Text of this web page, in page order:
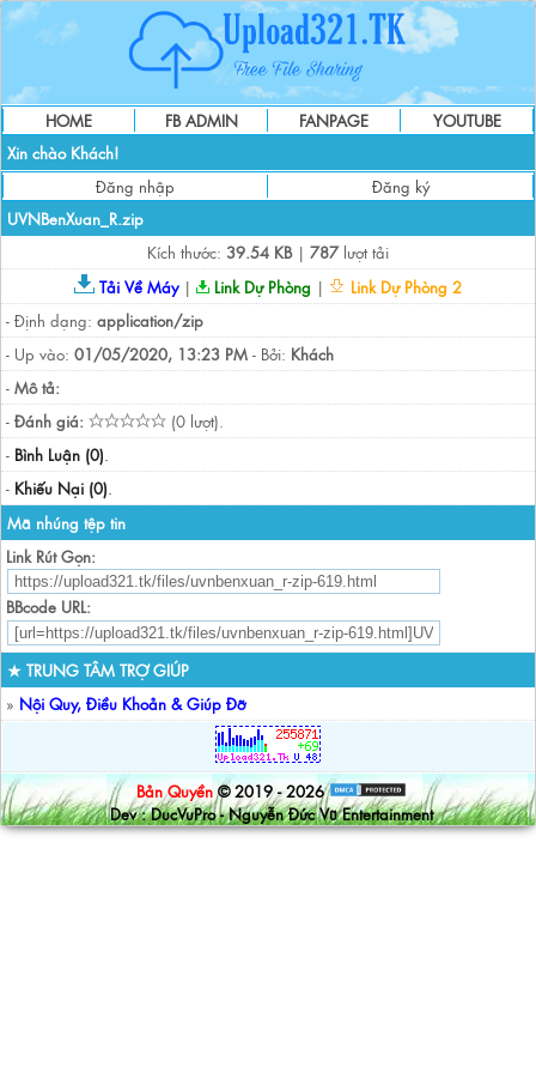
HOME FB ADMIN FANPAGE
YOUTUBE
Xin chào Khách!
Đăng nhập
Đăng ký
UVNBenXuan_R.zip
Kích thước: 39.54 KB| 787lượt tải
Tải Về Máy| Link Dự Phòng |
Link Dự Phòng 2
- Định dạng: application/zip
- Up vào: 01/05/2020, 13:23 PM - Bởi: Khách
- Mô tả:
- Đánh giá:
(0 lượt).
- Bình Luận (0).
- Khiếu Nại (0).
Mã nhúng tệp tin
Link Rút Gọn:
BBcode URL:
★ TRUNG TÂM TRỢ GIÚP
» Nội Quy, Điều Khoản & Giúp Đỡ
Bản Quyền © 2019 - 2026
Dev : DucVuPro - Nguyễn Đức Vũ Entertainment